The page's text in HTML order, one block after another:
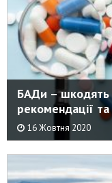
БАДи – шкодять
рекомендації
16 Жовтня 2020